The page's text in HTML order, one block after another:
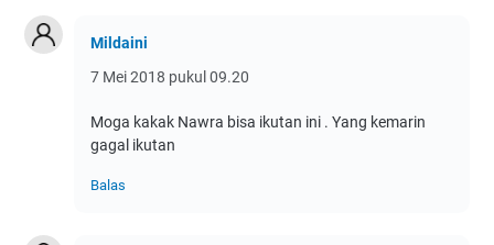
Mildaini
7 Mei 2018 pukul 09.20
Moga kakak Nawra bisa ikutan ini . Yang kemarin
gagal ikutan
Balas